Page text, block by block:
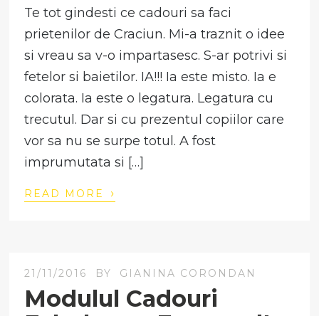
Te tot gindesti ce cadouri sa faci
prietenilor de Craciun. Mi-a traznit o idee
si vreau sa v-o impartasesc. S-ar potrivi si
fetelor si baietilor. IA!!! Ia este misto. Ia e
colorata. Ia este o legatura. Legatura cu
trecutul. Dar si cu prezentul copiilor care
vor sa nu se surpe totul. A fost
imprumutata si […]
READ MORE ›
21/11/2016 BY GIANINA CORONDAN
Modulul Cadouri